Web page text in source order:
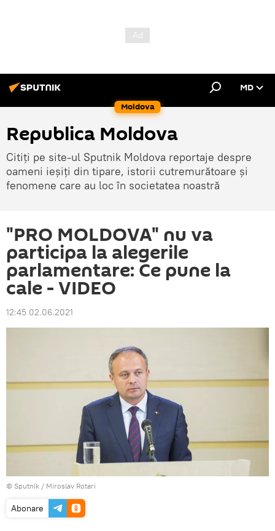
Moldova
MD
Republica Moldova
Citiți pe site-ul Sputnik Moldova reportaje despre
oameni ieșiți din tipare, istorii cutremurătoare și
fenomene care au loc în societatea noastră
"PRO MOLDOVA" nu va
participa la alegerile
parlamentare: Ce pune la
cale - VIDEO
12:45 02.06.2021
© Sputnik / Miroslav Rotari
Abonare